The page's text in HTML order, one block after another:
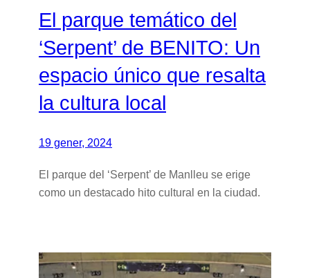
El parque temático del
‘Serpent’ de BENITO: Un
espacio único que resalta
la cultura local
19 gener, 2024
El parque del ‘Serpent’ de Manlleu se erige
como un destacado hito cultural en la ciudad.